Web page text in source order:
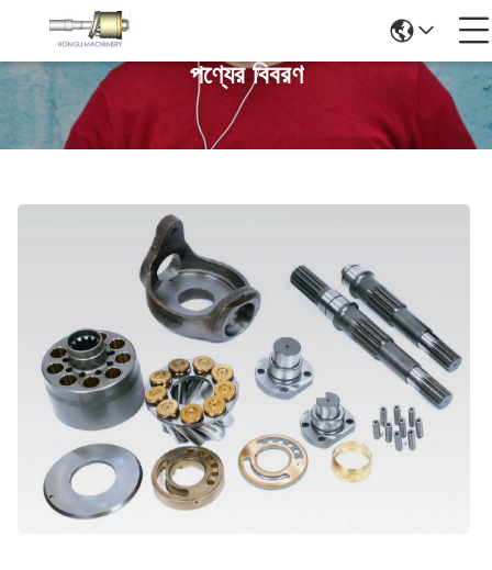
পণ্যের বিবরণ